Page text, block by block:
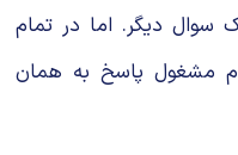
سوال دیگر. اما در تمام
مشغول پاسخ به همان